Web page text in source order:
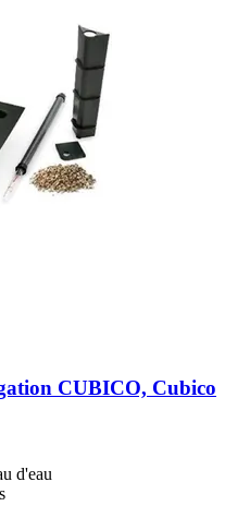
CUBICO, Cubico
d'eau